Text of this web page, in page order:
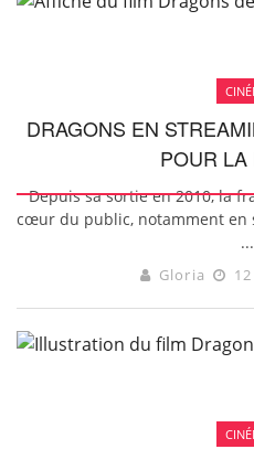
DRAGONS EN
POUR LA
Depuis sa sortie en 2010, la
cœur du public, notamment en
...
Gloria